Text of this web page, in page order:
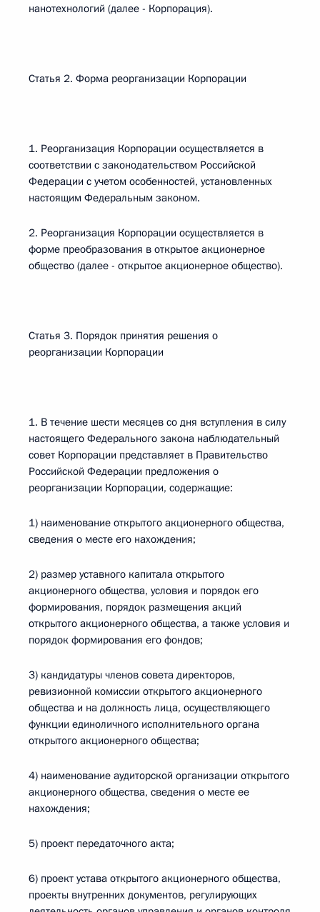
нанотехнологий (далее - Корпорация).
Статья 2. Форма реорганизации Корпорации
1. Реорганизация Корпорации осуществляется в
соответствии с законодательством Российской
Федерации с учетом особенностей, установленных
настоящим Федеральным законом.
2. Реорганизация Корпорации осуществляется в
форме преобразования в открытое акционерное
общество (далее - открытое акционерное общество).
Статья 3. Порядок принятия решения о
реорганизации Корпорации
1. В течение шести месяцев со дня вступления в силу
настоящего Федерального закона наблюдательный
совет Корпорации представляет в Правительство
Российской Федерации предложения о
реорганизации Корпорации, содержащие:
1) наименование открытого акционерного общества,
сведения о месте его нахождения;
2) размер уставного капитала открытого
акционерного общества, условия и порядок его
формирования, порядок размещения акций
открытого акционерного общества, а также условия и
порядок формирования его фондов;
3) кандидатуры членов совета директоров,
ревизионной комиссии открытого акционерного
общества и на должность лица, осуществляющего
функции единоличного исполнительного органа
открытого акционерного общества;
4) наименование аудиторской организации открытого
акционерного общества, сведения о месте ее
нахождения;
5) проект передаточного акта;
6) проект устава открытого акционерного общества,
проекты внутренних документов, регулирующих